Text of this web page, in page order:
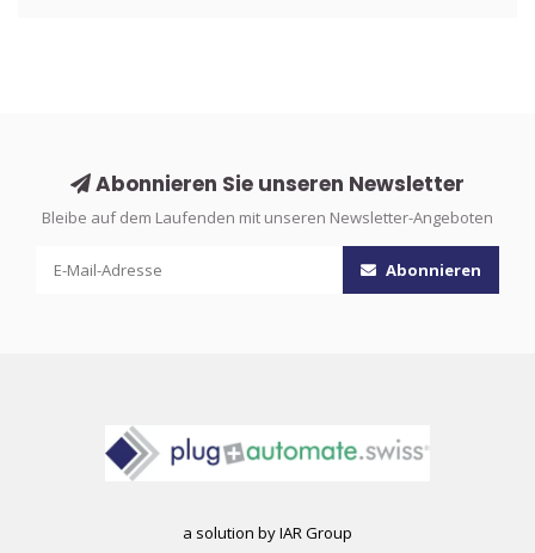
Abonnieren Sie unseren Newsletter
Bleibe auf dem Laufenden mit unseren Newsletter-Angeboten
Abonnieren
a solution by IAR Group